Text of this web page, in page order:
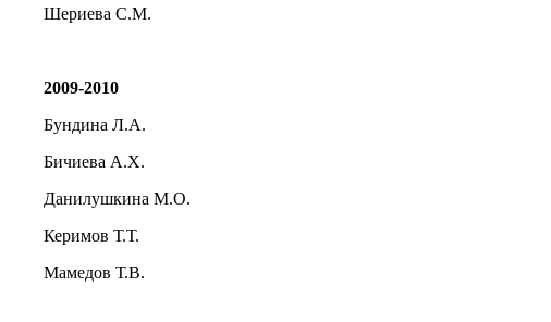
Шериева С.М.
2009-2010
Бундина Л.А.
Бичиева А.Х.
Данилушкина М.О.
Керимов Т.Т.
Мамедов Т.В.